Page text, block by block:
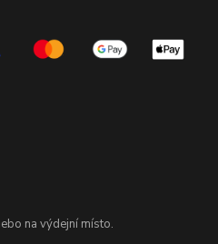
na výdejní místo.